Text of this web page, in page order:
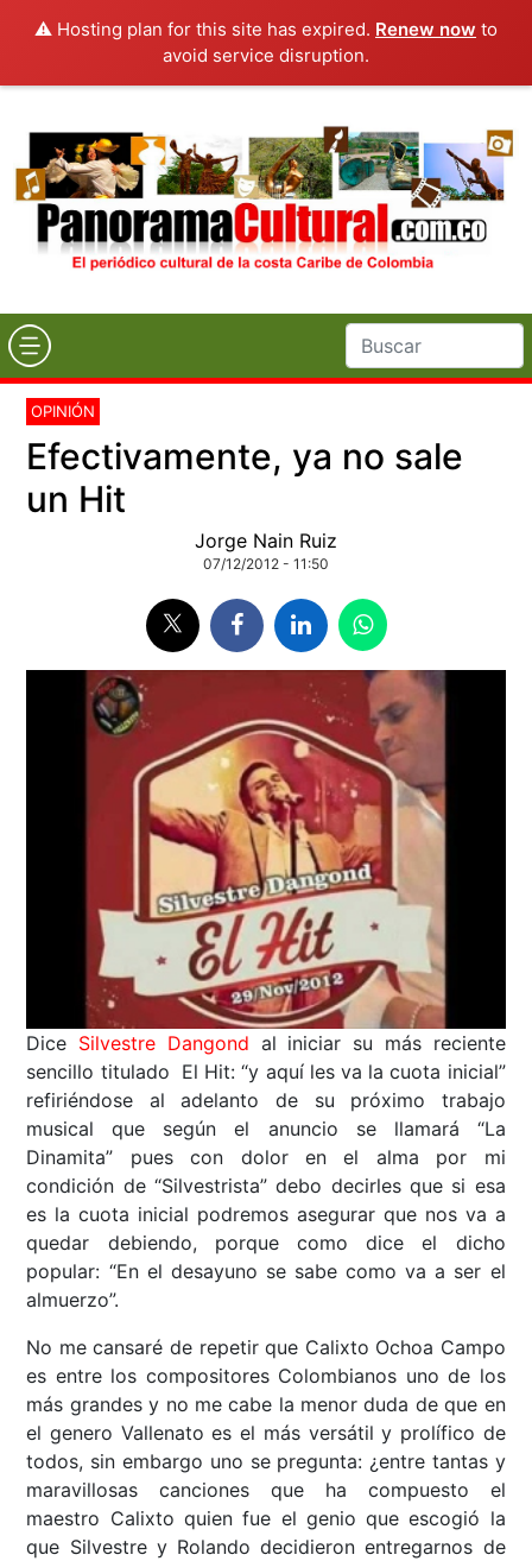
⚠️ Hosting plan for this site has expired. Renew now to
avoid service disruption.
OPINIÓN
Efectivamente, ya no sale
un Hit
Jorge Nain Ruiz
07/12/2012 - 11:50
Dice Silvestre Dangond al iniciar su más reciente
sencillo titulado El Hit: “y aquí les va la cuota inicial”
refiriéndose al adelanto de su próximo trabajo
musical que según el anuncio se llamará “La
Dinamita” pues con dolor en el alma por mi
condición de “Silvestrista” debo decirles que si esa
es la cuota inicial podremos asegurar que nos va a
quedar debiendo, porque como dice el dicho
popular: “En el desayuno se sabe como va a ser el
almuerzo”.
No me cansaré de repetir que Calixto Ochoa Campo
es entre los compositores Colombianos uno de los
más grandes y no me cabe la menor duda de que en
el genero Vallenato es el más versátil y prolífico de
todos, sin embargo uno se pregunta: ¿entre tantas y
maravillosas canciones que ha compuesto el
maestro Calixto quien fue el genio que escogió la
que Silvestre y Rolando decidieron entregarnos de